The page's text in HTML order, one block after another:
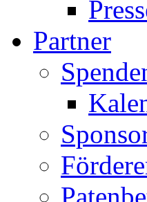
Partner